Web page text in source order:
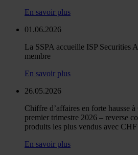
En savoir plus
01.06.2026
La SSPA accueille ISP Securities
membre
En savoir plus
26.05.2026
Chiffre d’affaires en forte hausse
premier trimestre 2026 – reverse
produits les plus vendus avec
En savoir plus